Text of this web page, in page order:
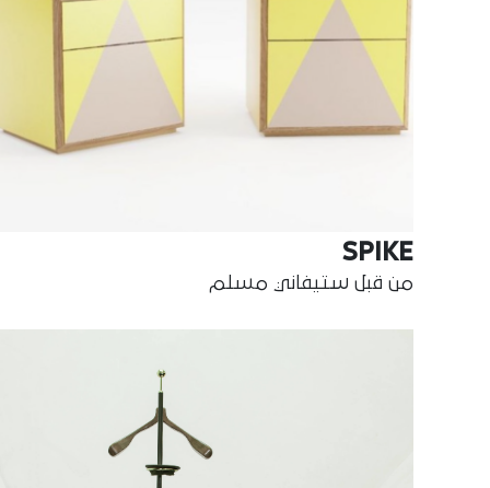
SPIKE
من قبل ستيفاني مسلم